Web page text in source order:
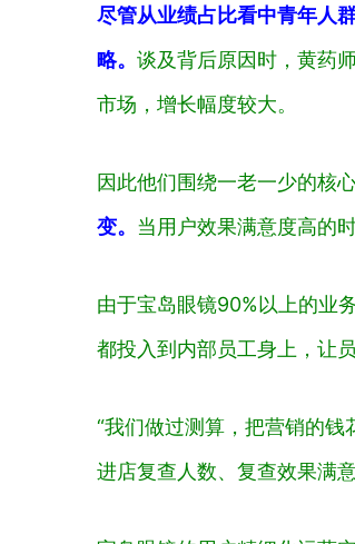
尽管从业绩占比看中青年人
略。 谈及背后原因时，黄药
市场，增长幅度较大。
因此他们围绕一老一少的核
变。 当用户效果满意度高的
由于宝岛眼镜90%以上的业
都投入到内部员工身上，让
“我们做过测算，把营销的
进店复查人数、复查效果满